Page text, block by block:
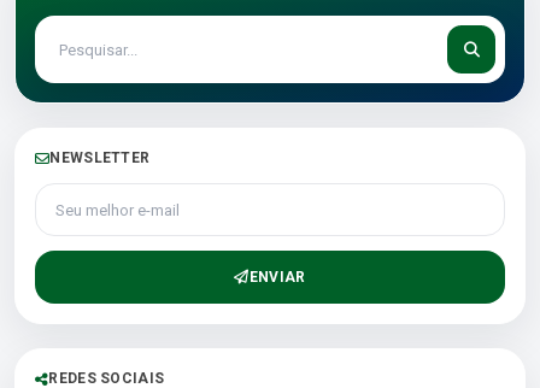
NEWSLETTER
Seu melhor e-mail
ENVIAR
REDES SOCIAIS